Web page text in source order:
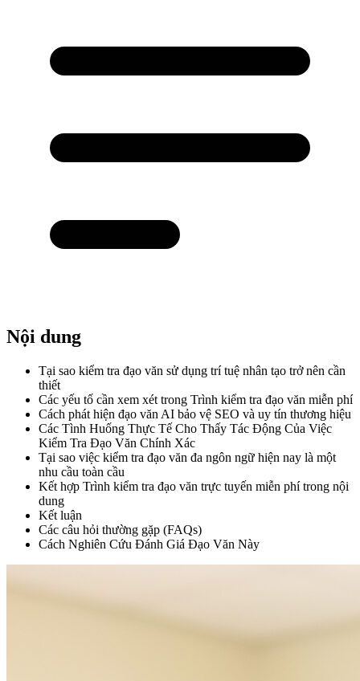
Nội dung
Tại sao kiểm tra đạo văn sử dụng trí tuệ nhân tạo trở nên cần
thiết
Các yếu tố cần xem xét trong Trình kiểm tra đạo văn miễn phí
Cách phát hiện đạo văn AI bảo vệ SEO và uy tín thương hiệu
Các Tình Huống Thực Tế Cho Thấy Tác Động Của Việc
Kiểm Tra Đạo Văn Chính Xác
Tại sao việc kiểm tra đạo văn đa ngôn ngữ hiện nay là một
nhu cầu toàn cầu
Kết hợp Trình kiểm tra đạo văn trực tuyến miễn phí trong nội
dung
Kết luận
Các câu hỏi thường gặp (FAQs)
Cách Nghiên Cứu Đánh Giá Đạo Văn Này